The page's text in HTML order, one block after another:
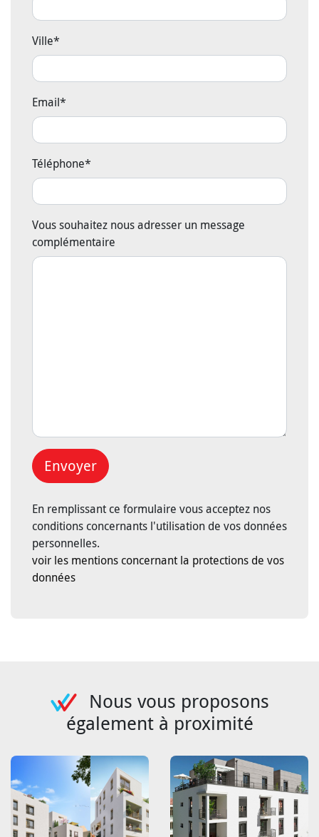
Ville*
Email*
Téléphone*
Vous souhaitez nous adresser un message
complémentaire
Envoyer
En remplissant ce formulaire vous acceptez nos
conditions concernants l'utilisation de vos données
personnelles.
voir les mentions concernant la protections de vos
données
Nous vous proposons
également à proximité